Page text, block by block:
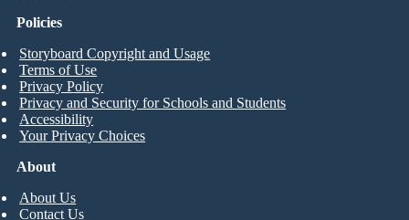
About
About Us
Contact Us
Policies
Storyboard Copyright and Usage
Terms of Use
Privacy Policy
Privacy and Security for Schools and Students
Accessibility
Your Privacy Choices